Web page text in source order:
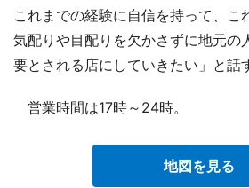
これまでの経験に自信を持って、こ
気配りや目配りを欠かさずに地元の
要とされる店にしていきたい」と話
営業時間は17時～24時。
地図を見る